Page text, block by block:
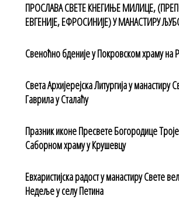
ПРОСЛАВА СВЕТЕ КНЕГИЊЕ МИЛИЦЕ,
ЕВГЕНИЈЕ, ЕФРОСИНИЈЕ) У МАНАСТИРУ
Свеноћно бденије у Покровском храму на
Света Архијерејска Литургија у манастиру
Гаврила у Сталаћу
Празник иконе Пресвете Богородице
Саборном храму у Крушевцу
Евхаристијска радост у манастиру Свете
Недеље у селу Петина